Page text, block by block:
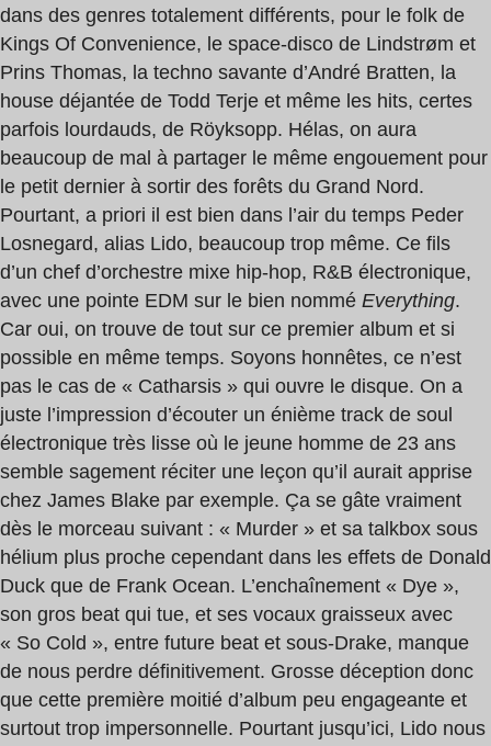
dans des genres totalement différents, pour le folk de
Kings Of Convenience, le space-disco de Lindstrøm et
Prins Thomas, la techno savante d’André Bratten, la
house déjantée de Todd Terje et même les hits, certes
parfois lourdauds, de Röyksopp. Hélas, on aura
beaucoup de mal à partager le même engouement pour
le petit dernier à sortir des forêts du Grand Nord.
Pourtant, a priori il est bien dans l’air du temps Peder
Losnegard, alias Lido, beaucoup trop même. Ce fils
d’un chef d’orchestre mixe hip-hop, R&B électronique,
avec une pointe EDM sur le bien nommé Everything.
Car oui, on trouve de tout sur ce premier album et si
possible en même temps. Soyons honnêtes, ce n’est
pas le cas de « Catharsis » qui ouvre le disque. On a
juste l’impression d’écouter un énième track de soul
électronique très lisse où le jeune homme de 23 ans
semble sagement réciter une leçon qu’il aurait apprise
chez James Blake par exemple. Ça se gâte vraiment
dès le morceau suivant : « Murder » et sa talkbox sous
hélium plus proche cependant dans les effets de Donald
Duck que de Frank Ocean. L’enchaînement « Dye »,
son gros beat qui tue, et ses vocaux graisseux avec
« So Cold », entre future beat et sous-Drake, manque
de nous perdre définitivement. Grosse déception donc
que cette première moitié d’album peu engageante et
surtout trop impersonnelle. Pourtant jusqu’ici, Lido nous